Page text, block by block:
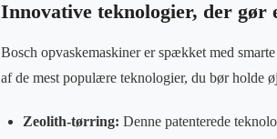
Innovative teknologier, der gør
Bosch opvaskemaskiner er spækket med
af de mest populære teknologier, du bør holde
Zeolith-tørring: Denne patenterede